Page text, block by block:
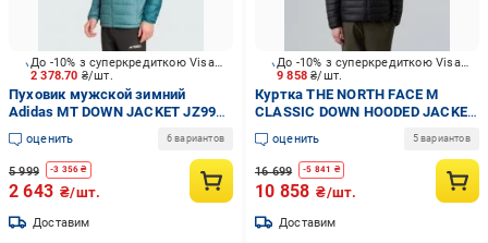
2 378.70 ₴/шт.
До -10% з суперкредиткою Visa Вигода
Пуховик мужской зимний
Adidas MT DOWN JACKET JZ9963
р.M зеленый
оценить 6 вариантов
5 999 -3 356 ₴
2 643 ₴/шт.
Доставим
9 858₴/шт.
До -10% з суперкредиткою Visa Вигода
Куртка THE NORTH FACE M
CLASSIC DOWN HOODED JACKET
NF0A8D1TJK31 р.M
оценить 5 вариантов
16 699 -5 841 ₴
10 858 ₴/шт.
Доставим